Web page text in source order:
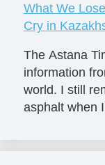
What We
Cry in
The Astana
information
world. I still
asphalt when